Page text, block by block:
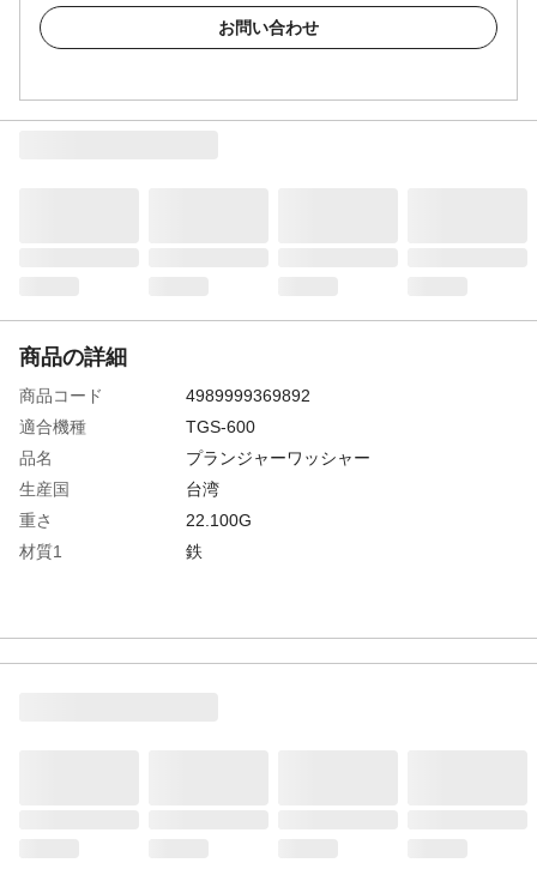
お問い合わせ
商品の詳細
商品コード
4989999369892
適合機種
TGS-600
品名
プランジャーワッシャー
生産国
台湾
重さ
22.100G
材質1
鉄